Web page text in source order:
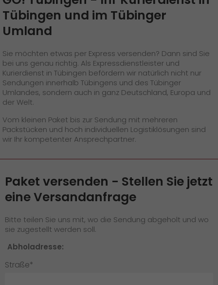
Pressematerial
GO! Pressekontakt
>
Tübingen und im Tübinger
Umland
Sie möchten etwas per Express versenden? Dann sind Sie
bei uns genau richtig. Als Expressdienstleister und
Kurierdienst in Tübingen befördern wir natürlich nicht nur
Sendungen innerhalb Tübingens und des Tübinger
Umlandes, sondern auch in ganz Deutschland, Europa und
der Welt.
Vom kleinen Paket bis zur Sendung mit mehreren
Packstücken und hoch individuellen Logistiklösungen sind
wir Ihr kompetenter Ansprechpartner.
Paket versenden - Stellen Sie jetzt
eine Versandanfrage
Bitte teilen Sie uns mit, wo die Sendung abgeholt und wo
sie zugestellt werden soll.
Abholadresse:
Straße*